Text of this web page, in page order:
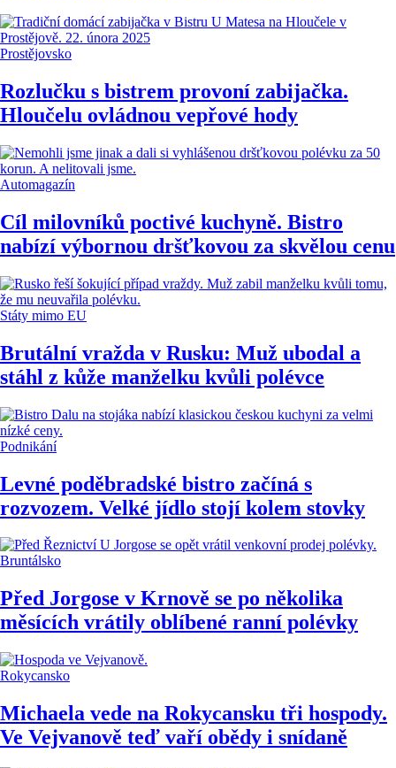
Prostějovsko
Rozlučku s bistrem provoní zabijačka.
Hloučelu ovládnou vepřové hody
Automagazín
Cíl milovníků poctivé kuchyně. Bistro
nabízí výbornou dršťkovou za skvělou cenu
Státy mimo EU
Brutální vražda v Rusku: Muž ubodal a
stáhl z kůže manželku kvůli polévce
Podnikání
Levné poděbradské bistro začíná s
rozvozem. Velké jídlo stojí kolem stovky
Bruntálsko
Před Jorgose v Krnově se po několika
měsících vrátily oblíbené ranní polévky
Rokycansko
Michaela vede na Rokycansku tři hospody.
Ve Vejvanově teď vaří obědy i snídaně